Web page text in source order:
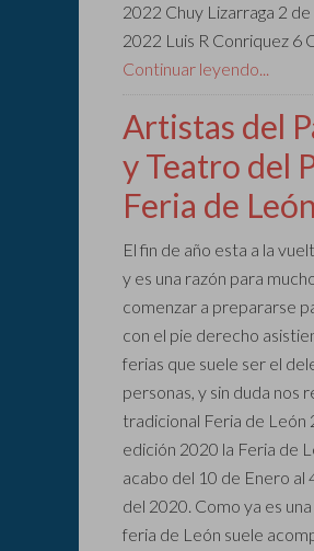
2022 Chuy Lizarraga 2
2022 Luis R Conriquez 6
Continuar leyendo...
Artistas del
y Teatro del
Feria de
El fin de año esta a la
y es una razón para
comenzar a prepararse
con el pie derecho
ferias que suele ser el
personas, y sin duda nos
tradicional Feria de León
edición 2020 la Feria de
acabo del 10 de Enero al
del 2020. Como ya es
feria de León suele